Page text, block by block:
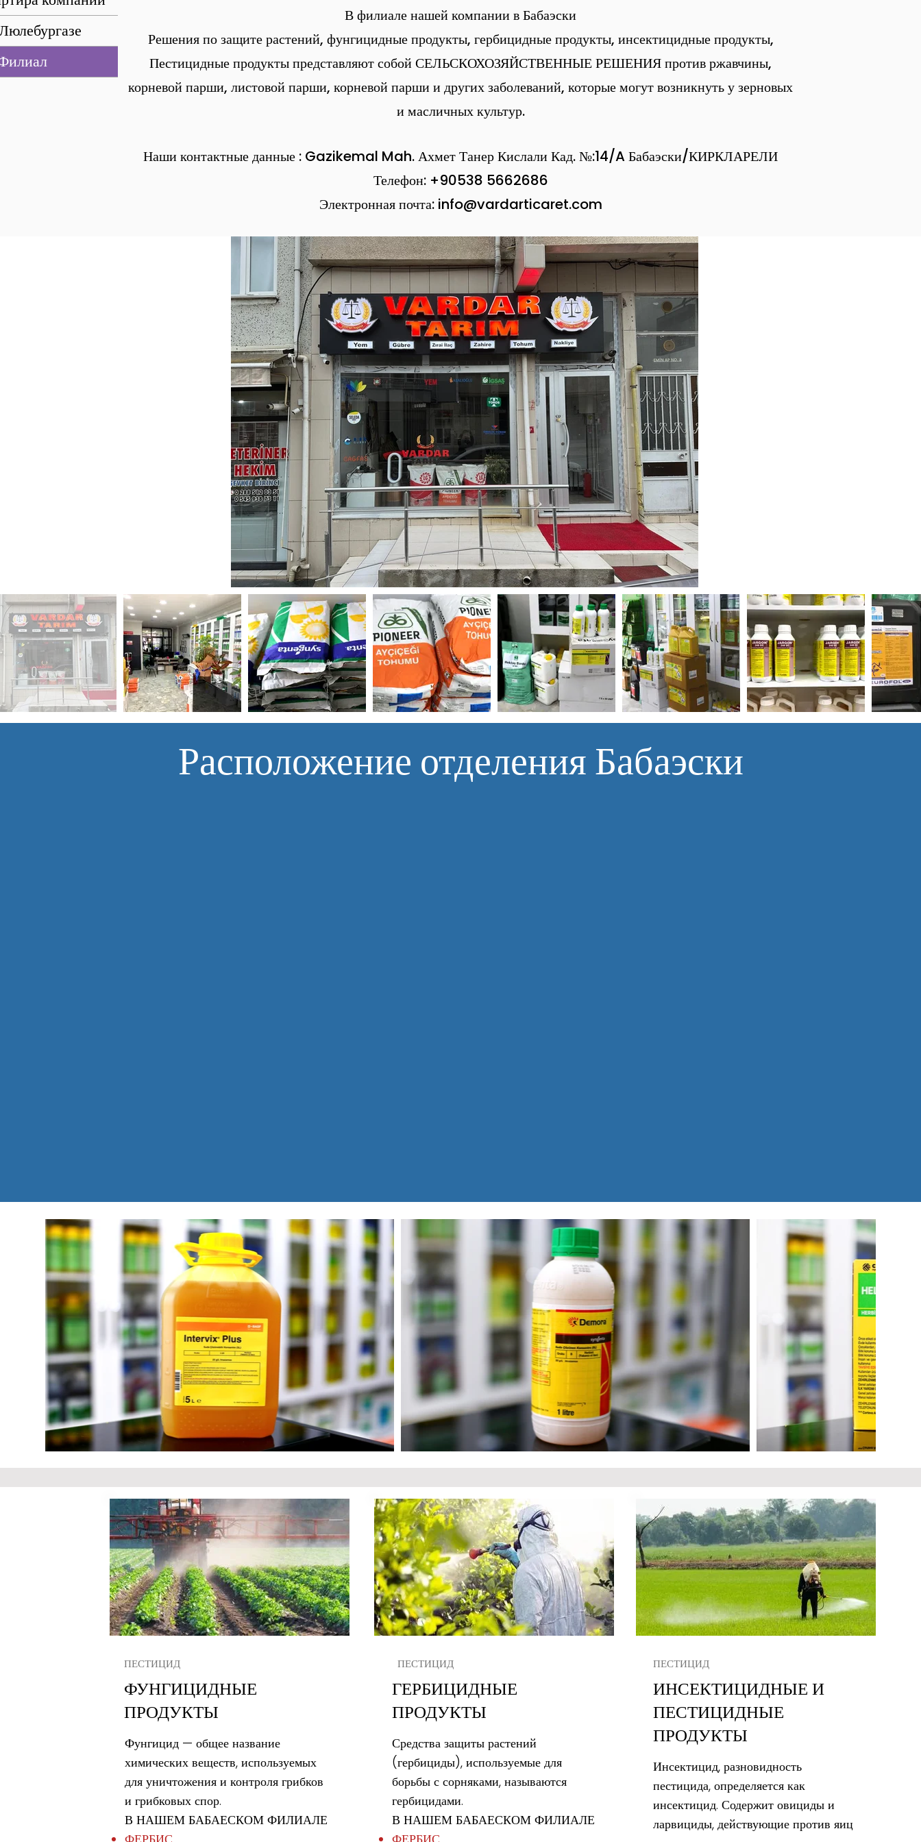
В филиале нашей компании в Бабаэски
Решения по защите растений, фунгицидные продукты, гербицидные продукты, инсектицидные продукты,
Пестицидные продукты представляют собой СЕЛЬСКОХОЗЯЙСТВЕННЫЕ РЕШЕНИЯ против ржавчины,
корневой парши, листовой парши, корневой парши и других заболеваний, которые могут возникнуть у зерновых
и масличных культур.
Нашиконтактные данные : Gazikemal Mah. Ахмет Танер Кислали Кад. №:14/A Бабаэски/КИРКЛАРЕЛИ
Телефон: +90538 5662686
Электронная почта: info@vardarticaret.com
Расположение отделения Бабаэски
ПЕСТИЦИД
ФУНГИЦИДНЫЕ
ПРОДУКТЫ
Фунгицид — общее название
химических веществ, используемых
для уничтожения и контроля грибков
и грибковых спор.
В НАШЕМ БАБАЕСКОМ ФИЛИАЛЕ
ПЕСТИЦИД
ГЕРБИЦИДНЫЕ
ПРОДУКТЫ
Средства защиты растений
(гербициды), используемые для
борьбы с сорняками, называются
гербицидами.
В НАШЕМ БАБАЕСКОМ ФИЛИАЛЕ
ПЕСТИЦИД
ИНСЕКТИЦИДНЫЕ И
ПЕСТИЦИДНЫЕ
ПРОДУКТЫ
Инсектицид, разновидность
пестицида, определяется как
инсектицид. Содержит овициды и
ларвициды, действующие против яиц